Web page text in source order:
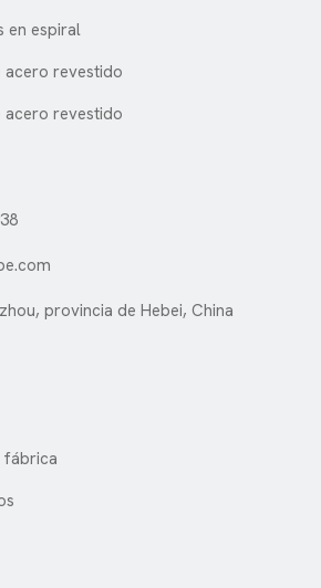
en espiral
acero revestido
acero revestido
provincia de Hebei, China